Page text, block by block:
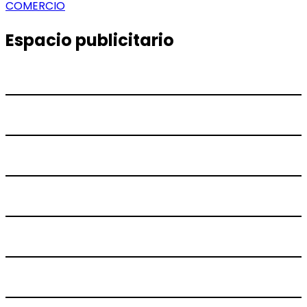
entradassiguiente:
COMERCIO
Espacio publicitario